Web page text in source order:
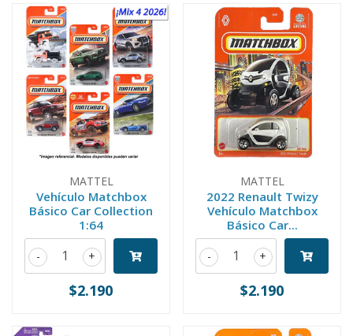
MATTEL
Vehículo Matchbox
Básico Car Collection
1:64
+
-
$2.190
MATTEL
2022 Renault Twizy
Vehículo Matchbox
Básico Car...
+
-
$2.190